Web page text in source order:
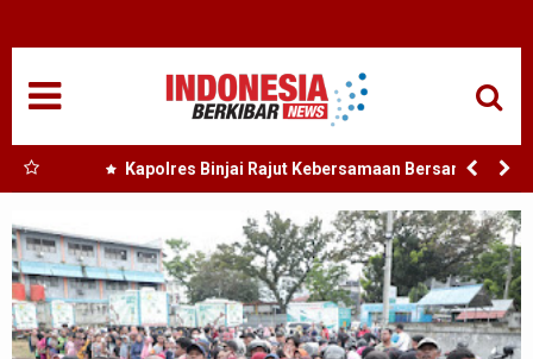
Kapolres Binjai Rajut Kebersamaan Bersama
Komunitas Ojek Online Kota Binjai
NASIONAL
SUMUT
TANJUNGBALAI
ACEH